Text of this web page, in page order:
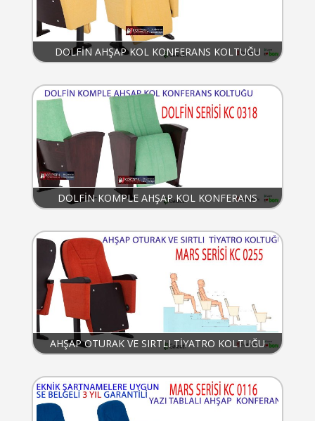
DOLFİN AHŞAP KOL KONFERANS KOLTUĞU
DOLFİN KOMPLE AHŞAP KOL KONFERANS
AHŞAP OTURAK VE SIRTLI TİYATRO KOLTUĞU